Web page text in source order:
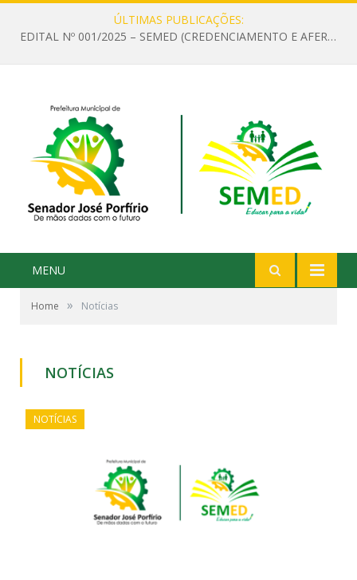
ÚLTIMAS PUBLICAÇÕES:
EDITAL Nº 001/2025 – SEMED (CREDENCIAMENTO E AFERIÇÃO DE CRITÉRIOS TÉCNICOS DE MÉRITO E DESEMPENHO PARA PROVIMENTO DO CARGO OU FUNÇÃO DE GESTOR ESCOLAR DAS UNIDADES DE ENSINO DA REDE MUNICIPAL DE SENADOR JO)
MENU
Home » Notícias
NOTÍCIAS
NOTÍCIAS